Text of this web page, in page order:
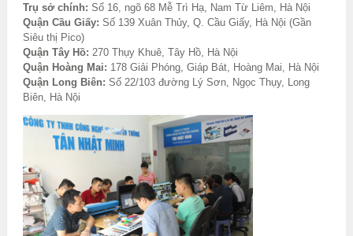
Trụ sở chính: Số 16, ngõ 68 Mễ Trì Hạ, Nam Từ Liêm, Hà Nội
Quận Cầu Giấy: Số 139 Xuân Thủy, Q. Cầu Giấy, Hà Nội (Gần
Siêu thị Pico)
Quận Tây Hồ: 270 Thụy Khuê, Tây Hồ, Hà Nội
Quận Hoàng Mai: 178 Giải Phóng, Giáp Bát, Hoàng Mai, Hà Nội
Quận Long Biên: Số 22/103 đường Lý Sơn, Ngọc Thụy, Long
Biên, Hà Nội